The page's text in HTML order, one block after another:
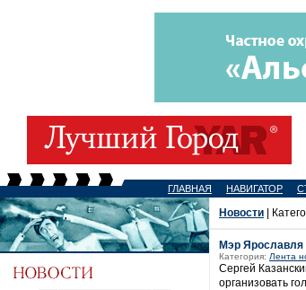
ГЛАВНАЯ НАВИГАТОР
Новости |
Мэр Ярославля
Категория: Лента
Сергей
организовать